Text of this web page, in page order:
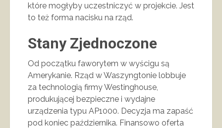
które mogłyby uczestniczyć w projekcie. Jest
to też forma nacisku na rząd.
Stany Zjednoczone
Od początku faworytem w wyścigu są
Amerykanie. Rząd w Waszyngtonie lobbuje
za technologią firmy Westinghouse,
produkującej bezpieczne i wydajne
urządzenia typu AP1000. Decyzja ma zapaść
pod koniec października. Finansowo oferta